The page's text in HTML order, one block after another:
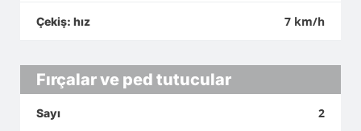
Çekiş: hız 7 km/h
Fırçalar ve ped tutucular
Sayı 2